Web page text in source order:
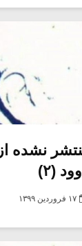
نشده از
(۲)
۱۷ فروردین ۱۳۹۹